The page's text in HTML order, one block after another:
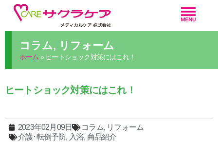
コラム, リフォーム
ホーム » ヒートショック対策にはこれ！
ヒートショック対策にはこれ！
2023年02月09日 コラム, リフォーム
介護･転倒予防, 入浴, 商品紹介